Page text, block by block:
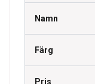
Namn
Färg
Pris